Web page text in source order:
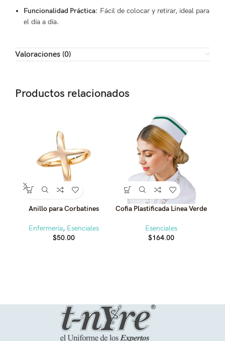
Funcionalidad Práctica: Fácil de colocar y retirar, ideal para
el día a día.
Valoraciones (0)
Productos relacionados
Anillo para Corbatines
Enfermería, Esenciales
$50.00
Cofia Plastificada Línea Verde
Esenciales
$164.00